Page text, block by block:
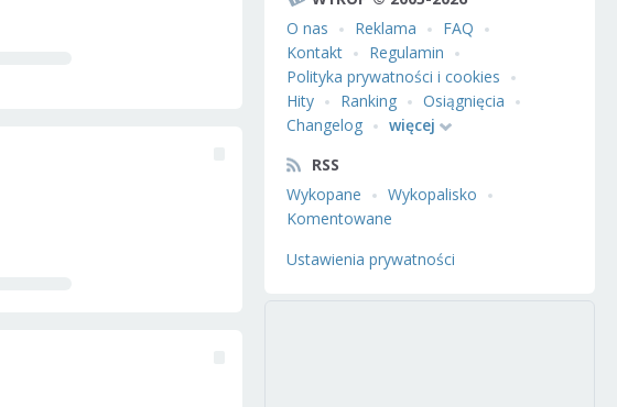
O nas
Reklama
FAQ
Kontakt
Regulamin
Polityka prywatności i cookies
Hity
Ranking
Osiągnięcia
Changelog
więcej
RSS
Wykopane
Wykopalisko
Komentowane
Ustawienia prywatności